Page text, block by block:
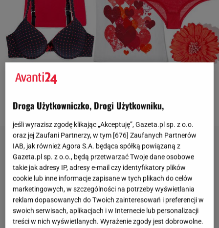
Reserved
OTWÓRZ GALERIĘ
Droga Użytkowniczko, Drogi Użytkowniku,
jeśli wyrazisz zgodę klikając „Akceptuję”, Gazeta.pl sp. z o.o.
oraz jej Zaufani Partnerzy, w tym [676] Zaufanych Partnerów
IAB, jak również Agora S.A. będąca spółką powiązaną z
Gazeta.pl sp. z o.o., będą przetwarzać Twoje dane osobowe
takie jak adresy IP, adresy e-mail czy identyfikatory plików
cookie lub inne informacje zapisane w tych plikach do celów
marketingowych, w szczególności na potrzeby wyświetlania
reklam dopasowanych do Twoich zainteresowań i preferencji w
swoich serwisach, aplikacjach i w Internecie lub personalizacji
treści w nich wyświetlanych. Wyrażenie zgody jest dobrowolne.